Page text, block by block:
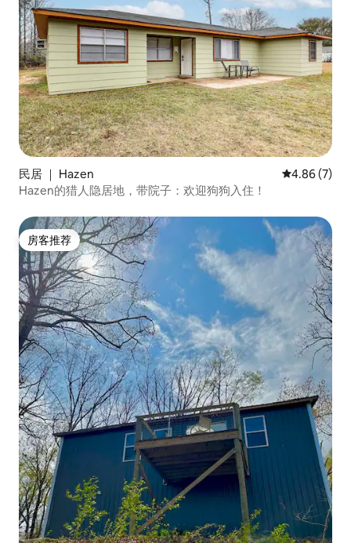
民居 ｜ Hazen 平均评分
4.86 (7)
Hazen的猎人隐居地，带院子：欢迎狗狗入住！
房客推荐
房客推荐